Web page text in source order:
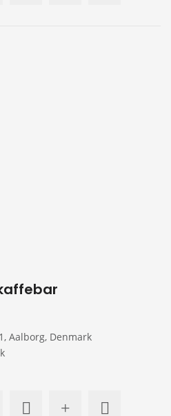
Aalborg, Denmark